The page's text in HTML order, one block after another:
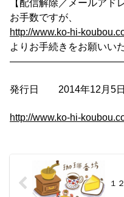
【配信解除／メールアド
お手数ですが、
http://www.ko-hi-
よりお手続きをお願いい
発行日 2014年12月
http://www.ko-hi-
１